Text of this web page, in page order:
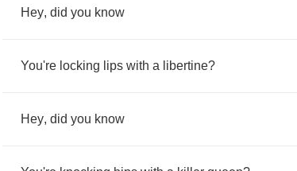
Hey, did you know
You're locking lips with a libertine?
Hey, did you know